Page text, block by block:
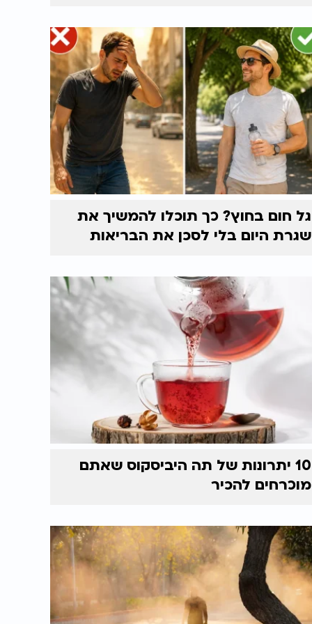
גל חום בחוץ? כך תוכלו להמשיך את
שגרת היום בלי לסכן את הבריאות
10 יתרונות של תה היביסקוס שאתם
מוכרחים להכיר